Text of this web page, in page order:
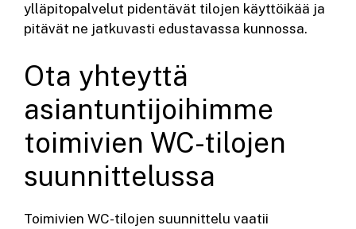
ylläpitopalvelut pidentävät tilojen käyttöikää ja
pitävät ne jatkuvasti edustavassa kunnossa.
Ota yhteyttä
asiantuntijoihimme
toimivien WC-tilojen
suunnittelussa
Toimivien WC-tilojen suunnittelu vaatii